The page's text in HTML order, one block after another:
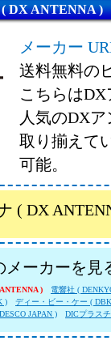
DX ANTENNA )
メーカー
送料無料の
こちらは
人気のDX
取り揃えて
可能。
( DX
メーカーを見
)
電響社 (
)
ディー・ビー・ケー (
JAPAN )
DICプラス